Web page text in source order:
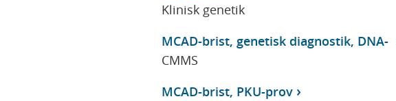
Klinisk genetik
MCAD-brist, genetisk diagnostik, DNA-
CMMS
MCAD-brist, PKU-prov